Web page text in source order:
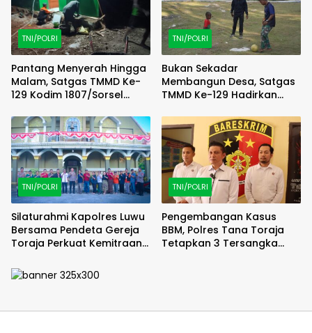
TNI/POLRI
Pantang Menyerah Hingga
Malam, Satgas TMMD Ke-
129 Kodim 1807/Sorsel
Type 36 untuk Warga
Kampung Sesor
TNI/POLRI
Bukan Sekadar
Membangun Desa, Satgas
TMMD Ke-129 Hadirkan
Anak Kampung Sesor
TNI/POLRI
Silaturahmi Kapolres Luwu
Bersama Pendeta Gereja
Toraja Perkuat Kemitraan
TNI/POLRI
Pengembangan Kasus
BBM, Polres Tana Toraja
Tetapkan 3 Tersangka